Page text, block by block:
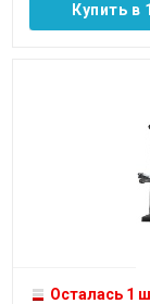
Купить в
Осталась 1